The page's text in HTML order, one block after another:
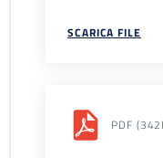
SCARICA FILE
PDF